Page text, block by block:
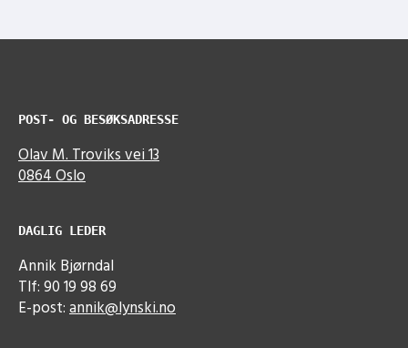
POST- OG BESØKSADRESSE
Olav M. Troviks vei 13
0864 Oslo
DAGLIG LEDER
Annik Bjørndal
Tlf: 90 19 98 69
E-post:annik@lynski.no